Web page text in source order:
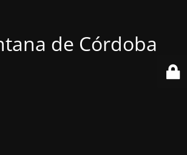
de Córdoba